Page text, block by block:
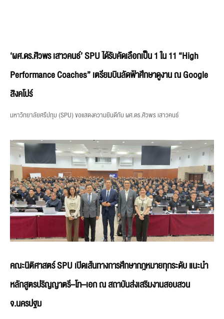
‘ผศ.ดร.ศิวพร เสาวคนธ์’ SPU ได้รับคัดเลือกเป็น 1 ใน 11 “High
Performance Coaches” เตรียมบินลัดฟ้าศึกษาดูงาน ณ Google
สิงคโปร์
มหาวิทยาลัยศรีปทุม (SPU) ขอแสดงความยินดีกับ ผศ.ดร.ศิวพร เสาวคนธ์
คณะนิติศาสตร์ SPU เปิดเส้นทางการศึกษากฎหมายทุกระดับ แนะนำ
หลักสูตรปริญญาตรี–โท–เอก ณ สถาบันส่งเสริมงานสอบสวน
จ.นครปฐม